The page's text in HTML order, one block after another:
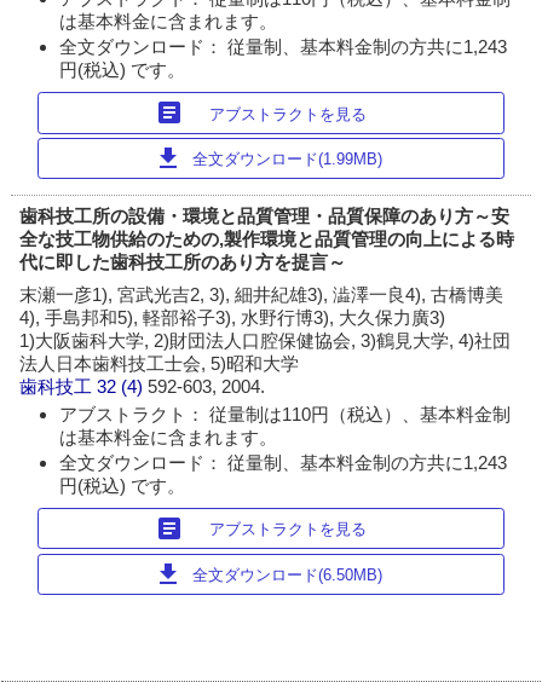
は基本料金に含まれます。
全文ダウンロード： 従量制、基本料金制の方共に1,243
円(税込) です。
article アブストラクトを見る
download 全文ダウンロード(1.99MB)
歯科技工所の設備・環境と品質管理・品質保障のあり方～安
全な技工物供給のための,製作環境と品質管理の向上による時
代に即した歯科技工所のあり方を提言～
末瀬一彦1), 宮武光吉2, 3), 細井紀雄3), 澁澤一良4), 古橋博美
4), 手島邦和5), 軽部裕子3), 水野行博3), 大久保力廣3)
1)大阪歯科大学, 2)財団法人口腔保健協会, 3)鶴見大学, 4)社団
法人日本歯料技工士会, 5)昭和大学
歯科技工 32 (4)592-603, 2004.
アブストラクト： 従量制は110円（税込）、基本料金制
は基本料金に含まれます。
全文ダウンロード： 従量制、基本料金制の方共に1,243
円(税込) です。
article アブストラクトを見る
download 全文ダウンロード(6.50MB)